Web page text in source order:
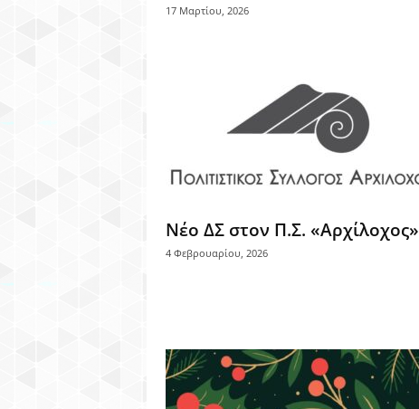
17 Μαρτίου, 2026
Νέο ΔΣ στον Π.Σ. «Αρχίλοχος»
4 Φεβρουαρίου, 2026